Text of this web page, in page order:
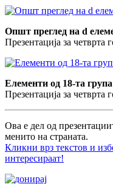
Општ преглед на d
Презентација за четврта
Елементи од 18-та
Презентација за четврта
Ова е дел од
менито на страната.
Кликни врз текстов и
интересираат!